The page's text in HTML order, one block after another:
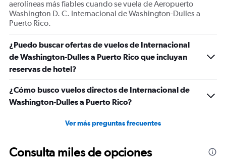
aerolíneas más fiables cuando se vuela de Aeropuerto
Washington D. C. Internacional de Washington-Dulles a
Puerto Rico.
¿Puedo buscar ofertas de vuelos de Internacional
de Washington-Dulles a Puerto Rico que incluyan
reservas de hotel?
¿Cómo busco vuelos directos de Internacional de
Washington-Dulles a Puerto Rico?
Ver más preguntas frecuentes
Consulta miles de opciones